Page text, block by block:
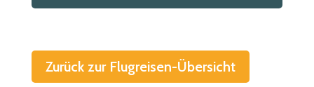
Zurück zur Flugreisen-Übersicht